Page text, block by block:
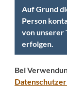
Auf Grund
Person
von unserer
erfolgen.
Bei